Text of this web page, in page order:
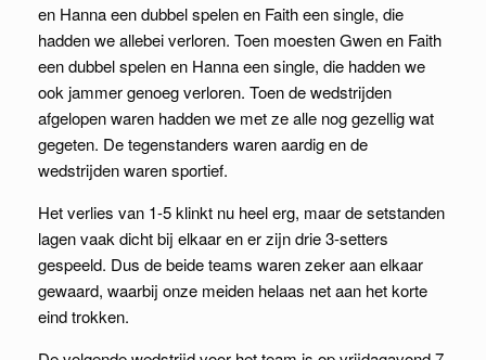
en Hanna een dubbel spelen en Faith een single, die
hadden we allebei verloren. Toen moesten Gwen en Faith
een dubbel spelen en Hanna een single, die hadden we
ook jammer genoeg verloren. Toen de wedstrijden
afgelopen waren hadden we met ze alle nog gezellig wat
gegeten. De tegenstanders waren aardig en de
wedstrijden waren sportief.
Het verlies van 1-5 klinkt nu heel erg, maar de setstanden
lagen vaak dicht bij elkaar en er zijn drie 3-setters
gespeeld. Dus de beide teams waren zeker aan elkaar
gewaard, waarbij onze meiden helaas net aan het korte
eind trokken.